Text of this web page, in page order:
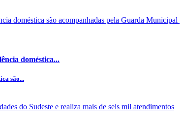
doméstica...
são...